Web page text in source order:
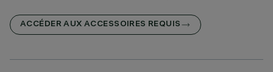
ACCÉDER AUX ACCESSOIRES REQUIS